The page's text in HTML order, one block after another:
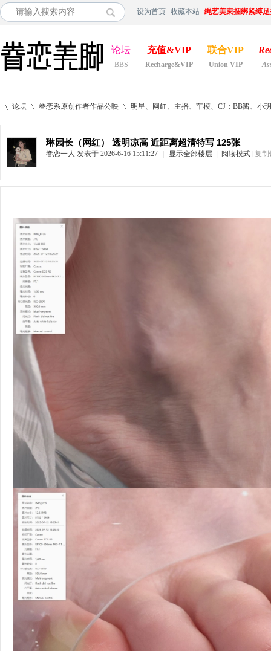
设为首页 收藏本站 绳艺美束捆绑紧缚
论坛
BBS
充值&VIP
Recharge&VIP
联合VIP
Union VIP
论坛
›
眷恋系原创作者作品公映
›
明星、网红、主播、车模、CJ；BB酱、小
琳园长（网红） 透明凉高 近距离超清特写 125张
眷恋一人 发表于 2026-6-16 15:11:27 显示全部楼层 阅读模式 [复